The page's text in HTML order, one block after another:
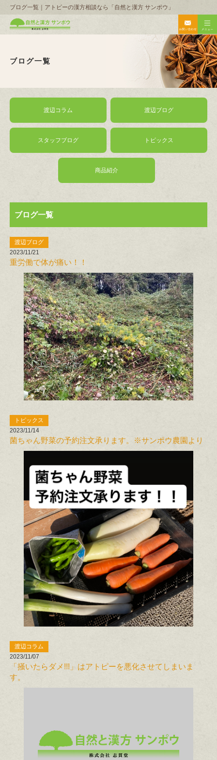
ブログ一覧｜アトピーの漢方相談なら「自然と漢方 サンポウ」
ブログ一覧
渡辺コラム 渡辺ブログ
スタッフブログ トピックス
商品紹介
ブログ一覧
渡辺ブログ
2023/11/21
重労働で体が痛い！！
トピックス
2023/11/14
菌ちゃん野菜の予約注文承ります。※サンポウ農園より
渡辺コラム
2023/11/07
「掻いたらダメ!!!」はアトピーを悪化させてしまいま
す。